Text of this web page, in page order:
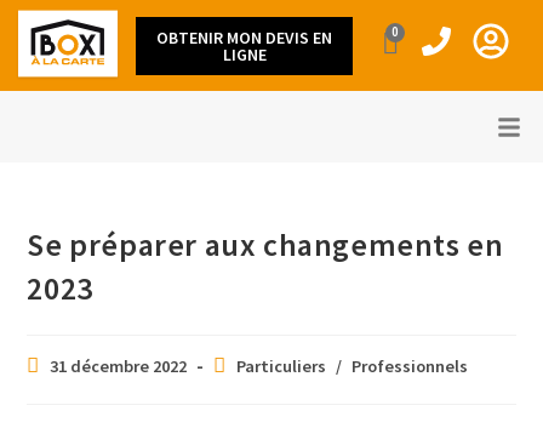
OBTENIR MON DEVIS EN
LIGNE
0
Se préparer aux changements en
2023
31 décembre 2022 Particuliers / Professionnels